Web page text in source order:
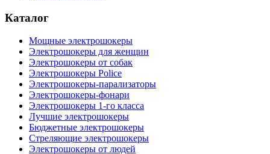
Каталог
Мощные электрошокеры
Электрошокеры для женщин
Электрошокеры от собак
Электрошокеры Police
Электрошокеры-парализаторы
Электрошокеры-фонари
Электрошокеры 1-го класса
Лучшие электрошокеры
Бюджетные электрошокеры
Стреляющие электрошокеры
Электрошокеры от людей